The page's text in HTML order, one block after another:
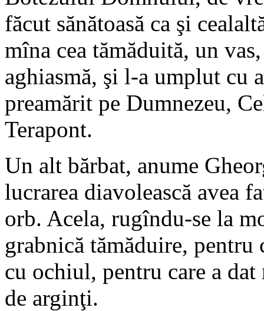
făcut sănătoasă ca şi
mîna cea tămăduită, un
aghiasmă, şi l-a umplut cu
preamărit pe Dumnezeu,
Terapont.
Un alt bărbat, anume
lucrarea diavolească avea
orb. Acela, rugîndu-se la
grabnică tămăduire,
cu ochiul, pentru care a
de arginţi.